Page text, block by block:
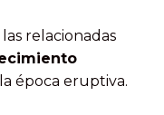
las relacionadas
época eruptiva.